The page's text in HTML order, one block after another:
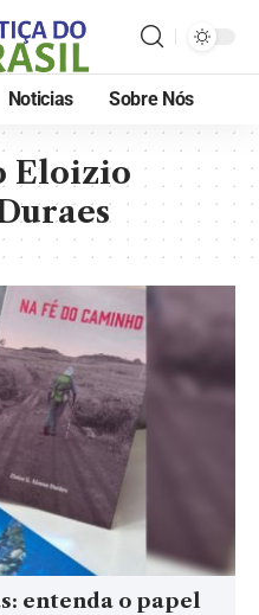
Noticias Sobre Nós
Eloizio
entenda o papel